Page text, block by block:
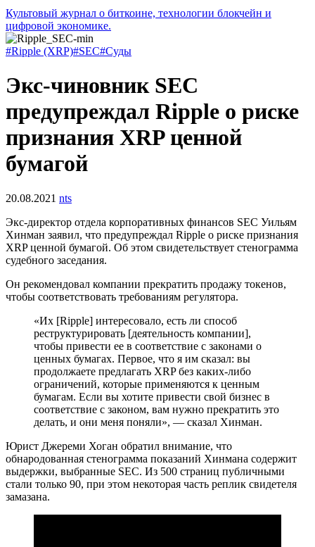
Культовый журнал о биткоине, технологии блокчейн и
цифровой экономике.
#Ripple (XRP)#SEC#Суды
Экс-чиновник SEC
предупреждал Ripple о риске
признания XRP ценной
бумагой
20.08.2021 nts
Экс-директор отдела корпоративных финансов SEC Уильям
Хинман заявил, что предупреждал Ripple о риске признания
XRP ценной бумагой. Об этом свидетельствует стенограмма
судебного заседания.
Он рекомендовал компании прекратить продажу токенов,
чтобы соответствовать требованиям регулятора.
«Их [Ripple] интересовало, есть ли способ
реструктурировать [деятельность компании],
чтобы привести ее в соответствие с законами о
ценных бумагах. Первое, что я им сказал: вы
продолжаете предлагать XRP без каких-либо
ограничений, которые применяются к ценным
бумагам. Если вы хотите привести свой бизнес в
соответствие с законом, вам нужно прекратить это
делать, и они меня поняли», — сказал Хинман.
Юрист Джереми Хоган обратил внимание, что
обнародованная стенограмма показаний Хинмана содержит
выдержки, выбранные SEC. Из 500 страниц публичными
стали только 90, при этом некоторая часть реплик свидетеля
замазана.